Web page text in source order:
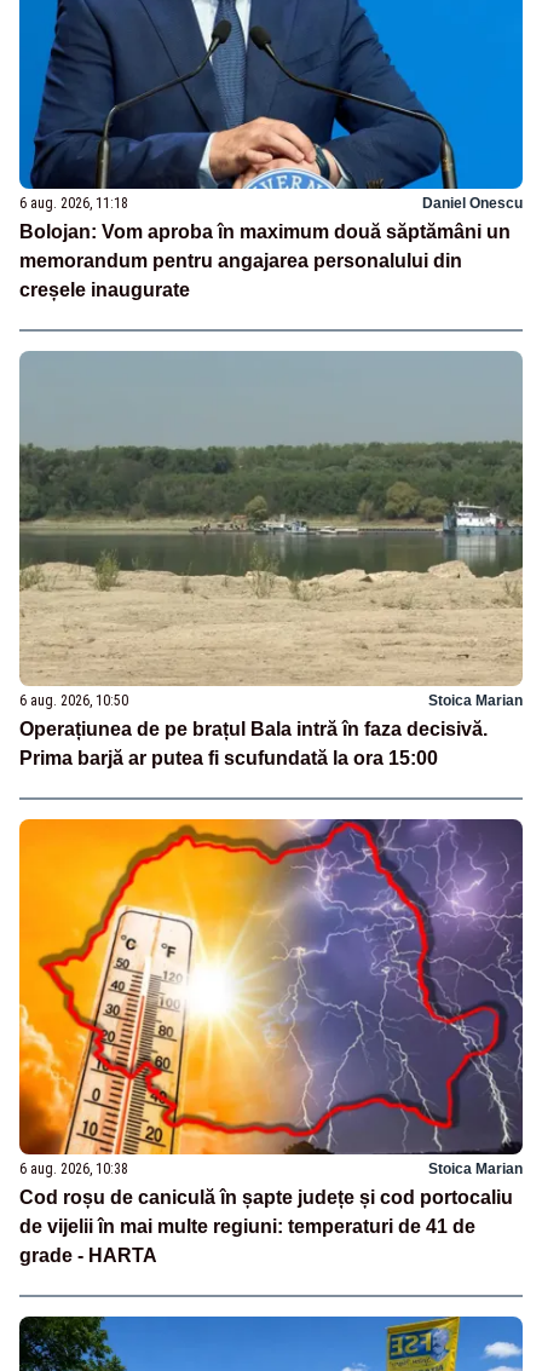
6 aug. 2026, 11:18 Daniel Onescu
Bolojan: Vom aproba în maximum două săptămâni un
memorandum pentru angajarea personalului din
creșele inaugurate
6 aug. 2026, 10:50 Stoica Marian
Operațiunea de pe brațul Bala intră în faza decisivă.
Prima barjă ar putea fi scufundată la ora 15:00
6 aug. 2026, 10:38 Stoica Marian
Cod roșu de caniculă în șapte județe și cod portocaliu
de vijelii în mai multe regiuni: temperaturi de 41 de
grade - HARTA